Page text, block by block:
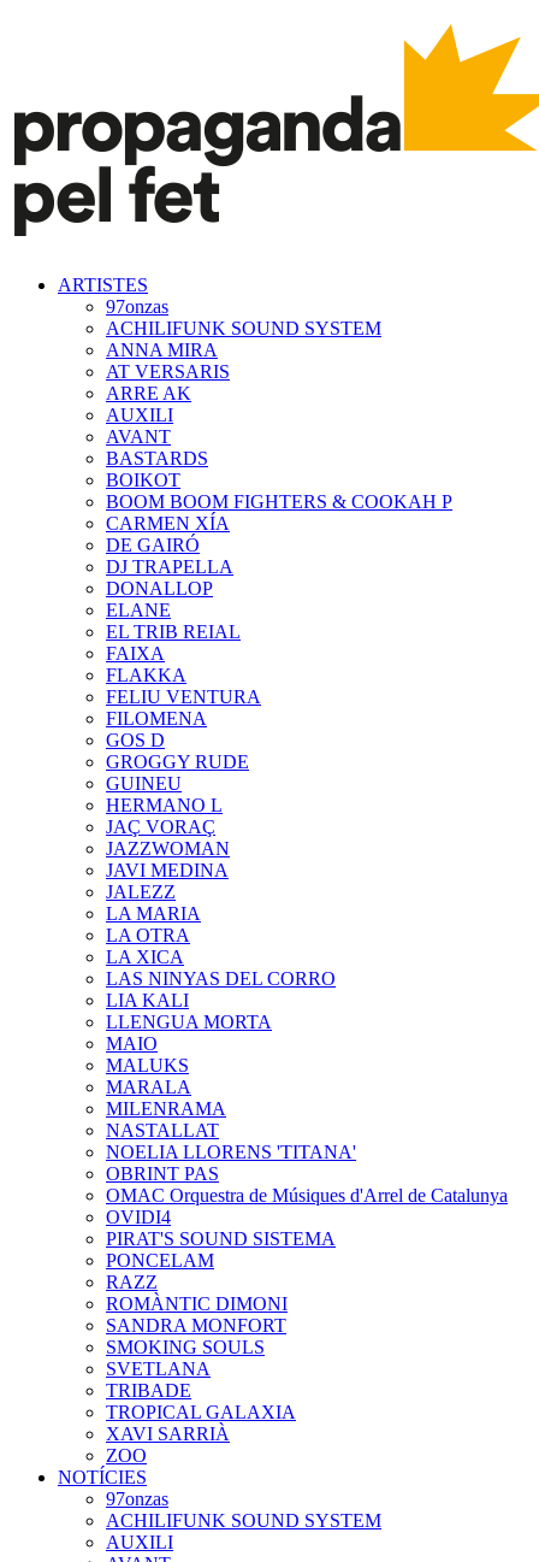
ARTISTES
97onzas
ACHILIFUNK SOUND SYSTEM
ANNA MIRA
AT VERSARIS
ARRE AK
AUXILI
AVANT
BASTARDS
BOIKOT
BOOM BOOM FIGHTERS & COOKAH P
CARMEN XÍA
DE GAIRÓ
DJ TRAPELLA
DONALLOP
ELANE
EL TRIB REIAL
FAIXA
FLAKKA
FELIU VENTURA
FILOMENA
GOS D
GROGGY RUDE
GUINEU
HERMANO L
JAÇ VORAÇ
JAZZWOMAN
JAVI MEDINA
JALEZZ
LA MARIA
LA OTRA
LA XICA
LAS NINYAS DEL CORRO
LIA KALI
LLENGUA MORTA
MAIO
MALUKS
MARALA
MILENRAMA
NASTALLAT
NOELIA LLORENS 'TITANA'
OBRINT PAS
OMAC Orquestra de Músiques d'Arrel de Catalunya
OVIDI4
PIRAT'S SOUND SISTEMA
PONCELAM
RAZZ
ROMÀNTIC DIMONI
SANDRA MONFORT
SMOKING SOULS
SVETLANA
TRIBADE
TROPICAL GALAXIA
XAVI SARRIÀ
ZOO
NOTÍCIES
97onzas
ACHILIFUNK SOUND SYSTEM
AUXILI